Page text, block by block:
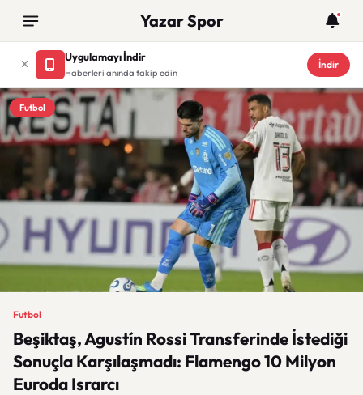
Yazar Spor
Uygulamayı İndir
Haberleri anında takip edin
İndir
Futbol
Futbol
Beşiktaş, Agustín Rossi Transferinde İstediği
Sonuçla Karşılaşmadı: Flamengo 10 Milyon
Euroda Israrcı